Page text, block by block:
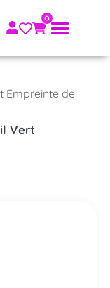
Empreinte de
Vert